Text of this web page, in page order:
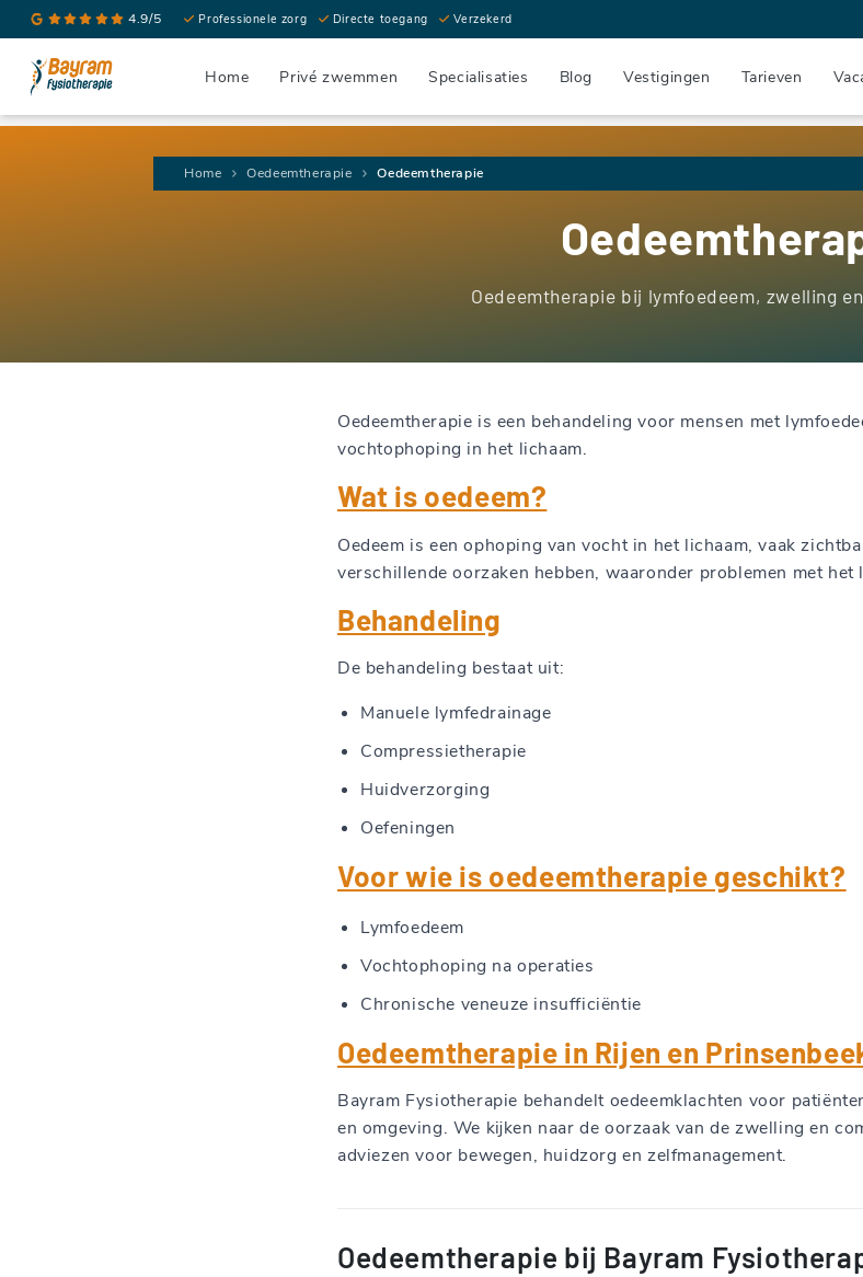
4.9/5 Professionele zorg Directe toegang Verzekerd
Home Privé zwemmen Specialisaties Blog Vestigingen Tarieven
Home Oedeemtherapie Oedeemtherapie
Oedeemtherapie bij lymfoedeem, zwelling
Oedeemtherapie is een behandeling voor mensen met
vochtophoping in het lichaam.
Wat is oedeem?
Oedeem is een ophoping van vocht in het lichaam, vaak
verschillende oorzaken hebben, waaronder problemen met het
Behandeling
De behandeling bestaat uit:
Manuele lymfedrainage
Compressietherapie
Huidverzorging
Oefeningen
Voor wie is oedeemtherapie geschikt?
Lymfoedeem
Vochtophoping na operaties
Chronische veneuze insufficiëntie
Oedeemtherapie in Rijen en
Bayram Fysiotherapie behandelt oedeemklachten voor
en omgeving. We kijken naar de oorzaak van de zwelling en
adviezen voor bewegen, huidzorg en zelfmanagement.
Oedeemtherapie bij Bayram